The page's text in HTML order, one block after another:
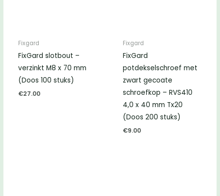
Fixgard
FixGard slotbout –
verzinkt M8 x 70 mm
(Doos 100 stuks)
€27.00
Fixgard
FixGard
potdekselschroef met
zwart gecoate
schroefkop – RVS410
4,0 x 40 mm Tx20
(Doos 200 stuks)
€9.00